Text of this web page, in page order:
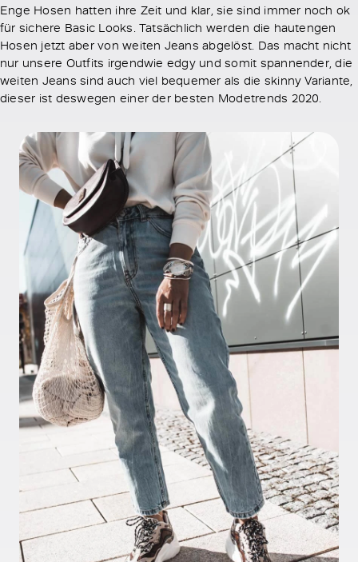
Enge Hosen hatten ihre Zeit und klar, sie sind immer noch ok
für sichere Basic Looks. Tatsächlich werden die hautengen
Hosen jetzt aber von weiten Jeans abgelöst. Das macht nicht
nur unsere Outfits irgendwie edgy und somit spannender, die
weiten Jeans sind auch viel bequemer als die skinny Variante,
dieser ist deswegen einer der besten Modetrends 2020.